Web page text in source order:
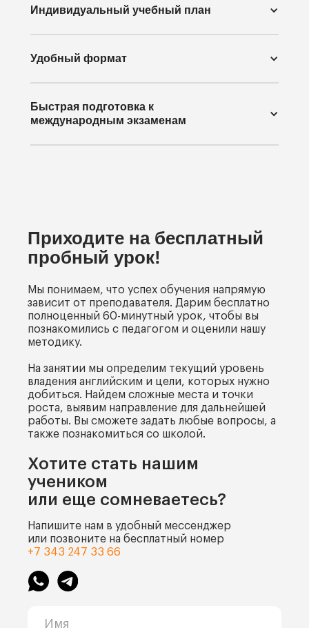
Индивидуальный учебный план
Удобный формат
Быстрая подготовка к
международным экзаменам
Приходите на бесплатный
пробный урок!
Мы понимаем, что успех обучения напрямую
зависит от преподавателя. Дарим бесплатно
полноценный 60-минутный урок, чтобы вы
познакомились с педагогом и оценили нашу
методику.
На занятии мы определим текущий уровень
владения английским и цели, которых нужно
добиться. Найдем сложные места и точки
роста, выявим направление для дальнейшей
работы. Вы сможете задать любые вопросы, а
также познакомиться со школой.
Хотите стать нашим
учеником
или еще сомневаетесь?
Напишите нам в удобный мессенджер
или позвоните на бесплатный номер
+7 343 247 33 66